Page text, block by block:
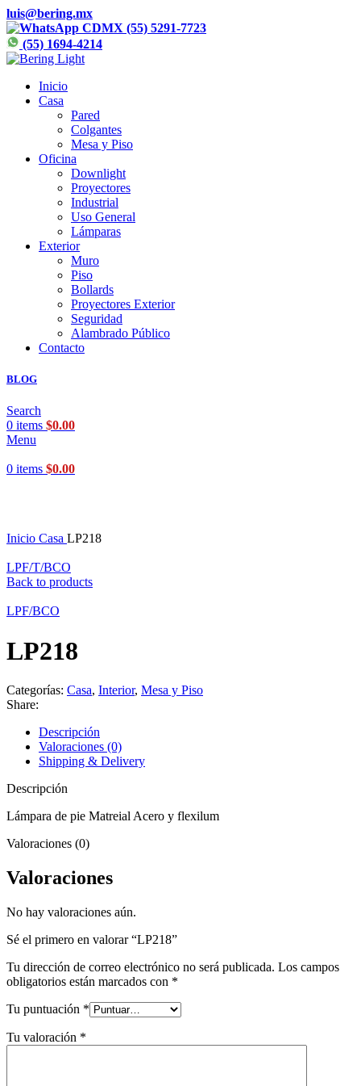
luis@bering.mx
CDMX (55) 5291-7723
(55) 1694-4214
Inicio
Casa
Pared
Colgantes
Mesa y Piso
Oficina
Downlight
Proyectores
Industrial
Uso General
Lámparas
Exterior
Muro
Piso
Bollards
Proyectores Exterior
Seguridad
Alambrado Público
Contacto
BLOG
Search
0 items $0.00
Menu
0 items $0.00
Inicio Casa LP218
LPF/T/BCO
Back to products
LPF/BCO
LP218
Categorías: Casa, Interior, Mesa y Piso
Share:
Descripción
Valoraciones (0)
Shipping & Delivery
Descripción
Lámpara de pie Matreial Acero y flexilum
Valoraciones (0)
Valoraciones
No hay valoraciones aún.
Sé el primero en valorar “LP218”
Tu dirección de correo electrónico no será publicada. Los campos
obligatorios están marcados con *
Tu puntuación *
Tu valoración *